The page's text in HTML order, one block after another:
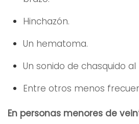
Hinchazón.
Un hematoma.
Un sonido de chasquido
Entre otros menos
En personas menores de